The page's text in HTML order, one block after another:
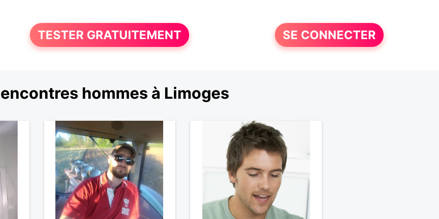
TESTER GRATUITEMENT SE CONNECTER
hommes à Limoges